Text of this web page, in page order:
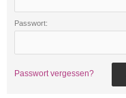
Passwort:
Passwort vergessen?